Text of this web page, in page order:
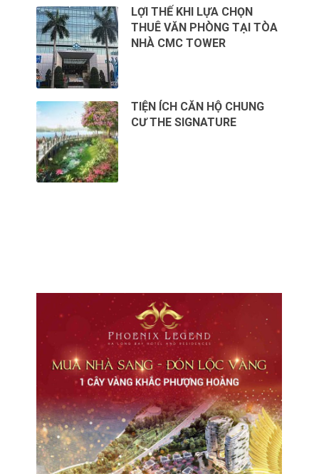
LỢI THẾ KHI LỰA CHỌN
THUÊ VĂN PHÒNG TẠI TÒA
NHÀ CMC TOWER
TIỆN ÍCH CĂN HỘ CHUNG
CƯ THE SIGNATURE